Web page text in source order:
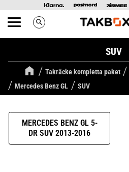
Meny search
SUV
Takräcke kompletta paket
Mercedes Benz GL
SUV
MERCEDES BENZ GL 5-
DR SUV 2013-2016